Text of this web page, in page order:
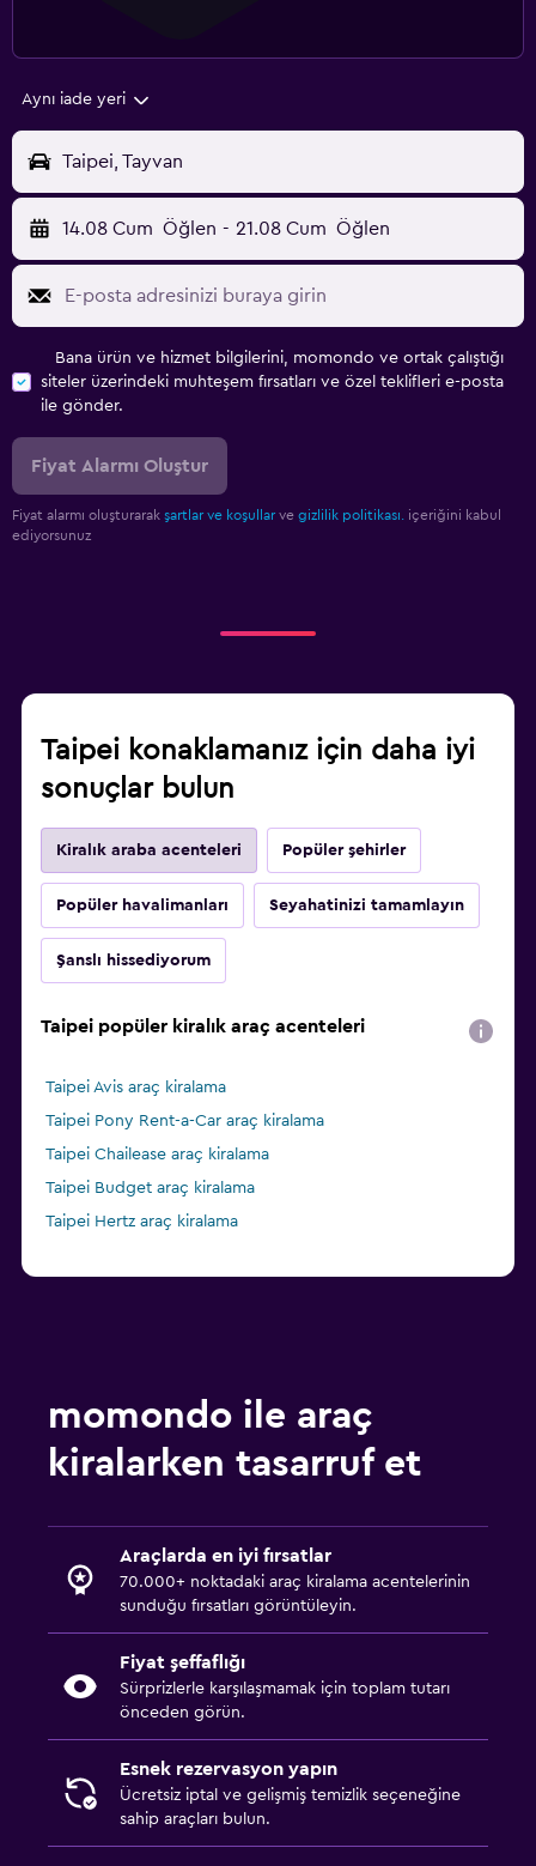
Aynı iade yeri
Taipei, Tayvan
14.08 Cum Öğlen - 21.08 Cum Öğlen
Bana ürün ve hizmet bilgilerini, momondo ve ortak çalıştığı
siteler üzerindeki muhteşem fırsatları ve özel teklifleri e-posta
ile gönder.
Fiyat Alarmı Oluştur
Fiyat alarmı oluşturarak şartlar ve koşullar ve gizlilik politikası. içeriğini kabul
ediyorsunuz
Taipei konaklamanız için daha iyi
sonuçlar bulun
Kiralık araba acenteleri Popüler şehirler
Popüler havalimanları Seyahatinizi tamamlayın
Şanslı hissediyorum
Taipei popüler kiralık araç acenteleri
Taipei Avis araç kiralama
Taipei Pony Rent-a-Car araç kiralama
Taipei Chailease araç kiralama
Taipei Budget araç kiralama
Taipei Hertz araç kiralama
momondo ile araç
kiralarken tasarruf et
Araçlarda en iyi fırsatlar
70.000+ noktadaki araç kiralama acentelerinin
sunduğu fırsatları görüntüleyin.
Fiyat şeffaflığı
Sürprizlerle karşılaşmamak için toplam tutarı
önceden görün.
Esnek rezervasyon yapın
Ücretsiz iptal ve gelişmiş temizlik seçeneğine
sahip araçları bulun.